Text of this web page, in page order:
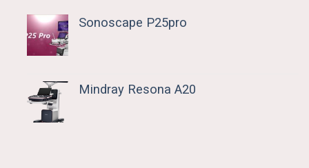
Sonoscape P25pro
Mindray Resona A20